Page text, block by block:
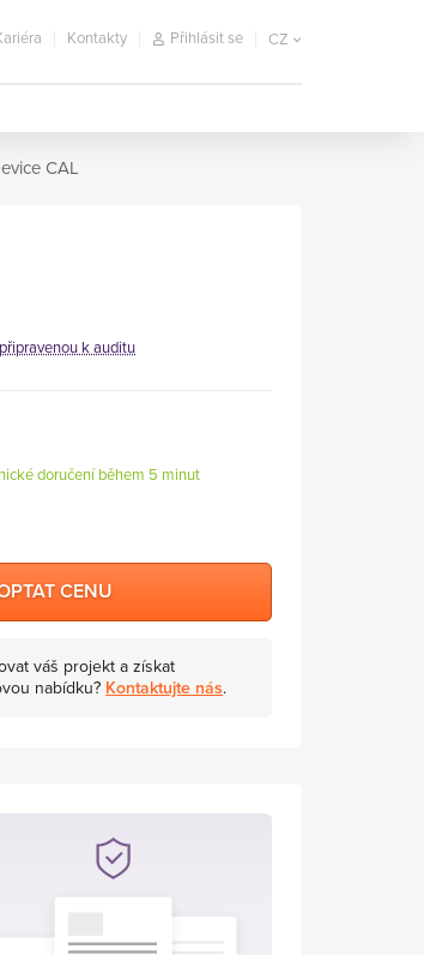
Kontakty Přihlásit se CZ
CAL
k auditu
doručení během 5 minut
CENU
váš projekt a získat
nabídku? Kontaktujte nás.